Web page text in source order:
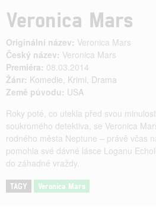
Veronica Mars
Originální název: Veronica Mars
Český název: Veronica Mars
Premiéra: 08.03.2014
Žánr: Komedie, Krimi, Drama
Země původu: USA
Roky poté, co utekla před svou
soukromého detektiva, se Veronica
rodného města Neptune – právě včas
pomohla své dávné lásce Loganu
do záhadné vraždy.
TAGY Veronica Mars